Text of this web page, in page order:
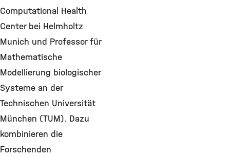
Computational Health
Center bei Helmholtz
Munich und Professor für
Mathematische
Modellierung biologischer
Systeme an der
Technischen Universität
München (TUM). Dazu
kombinieren die
Forschenden